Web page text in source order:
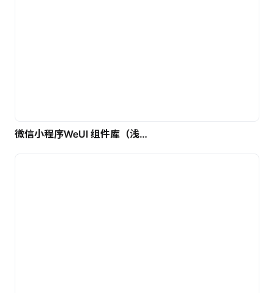
微信小程序WeUI 组件库（浅色）| 免费UI设计素材